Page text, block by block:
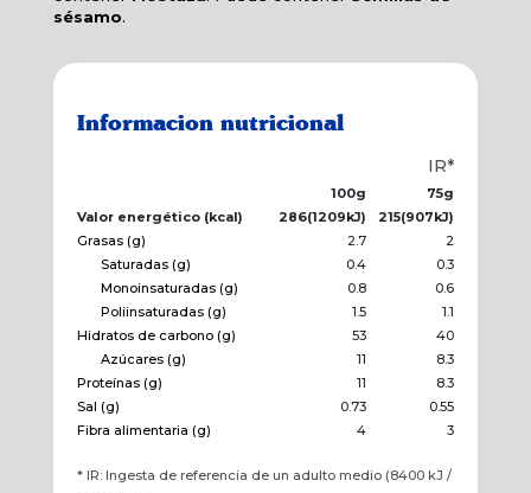
sésamo.
Informacion nutricional
IR*
100g
75g
Valor energético (kcal)
286(1209kJ)
215(907kJ)
Grasas (g)
2.7
2
Saturadas (g)
0.4
0.3
Monoinsaturadas (g)
0.8
0.6
Poliinsaturadas (g)
1.5
1.1
Hidratos de carbono (g)
53
40
Azúcares (g)
11
8.3
Proteínas (g)
11
8.3
Sal (g)
0.73
0.55
Fibra alimentaria (g)
4 3
* IR: Ingesta de referencia de un adulto medio (8400 kJ /